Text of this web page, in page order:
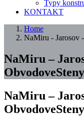
Typy
KONTAKT
Home
NaMiru - Jarosov
NaMiru –
ObvodoveSteny
NaMiru –
ObvodoveSteny